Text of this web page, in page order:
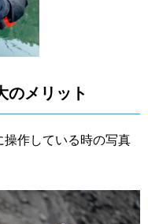
のメリット
作している時の写真